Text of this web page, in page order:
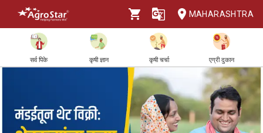
MAHARASHTRA
सर्व पिके कृषी ज्ञान कृषी चर्चा एग्री दुकान